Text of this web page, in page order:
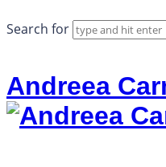
Search for
Andreea